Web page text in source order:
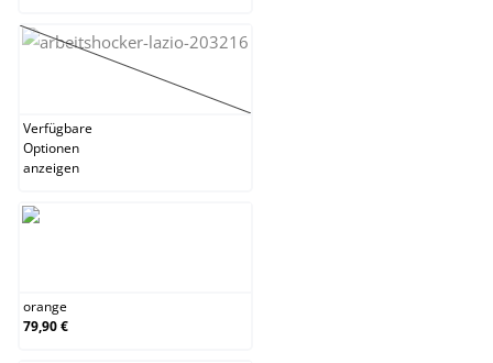
lila
(Diese Option ist zurzeit nicht verfügbar.)
Verfügbare
Optionen
anzeigen
orange
79,90 €